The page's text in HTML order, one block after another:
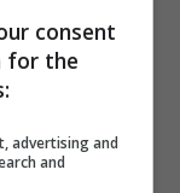
Ma il
della
. Il
consent
for the
advertising and
and